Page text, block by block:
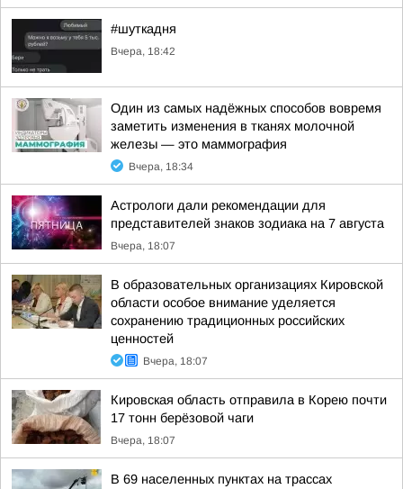
#шуткадня
Вчера, 18:42
Один из самых надёжных способов вовремя
заметить изменения в тканях молочной
железы — это маммография
Вчера, 18:34
Астрологи дали рекомендации для
представителей знаков зодиака на 7 августа
Вчера, 18:07
В образовательных организациях Кировской
области особое внимание уделяется
сохранению традиционных российских
ценностей
Вчера, 18:07
Кировская область отправила в Корею почти
17 тонн берёзовой чаги
Вчера, 18:07
В 69 населенных пунктах на трассах